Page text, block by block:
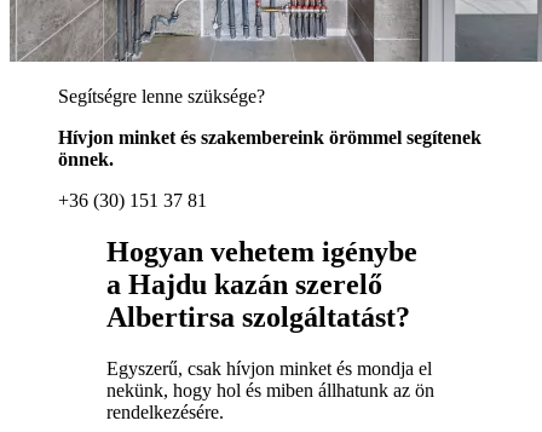
Segítségre lenne szüksége?
Hívjon minket és szakembereink örömmel segítenek
önnek.
+36 (30) 151 37 81
Hogyan vehetem igénybe
a Hajdu kazán szerelő
Albertirsa szolgáltatást?
Egyszerű, csak hívjon minket és mondja el
nekünk, hogy hol és miben állhatunk az ön
rendelkezésére.